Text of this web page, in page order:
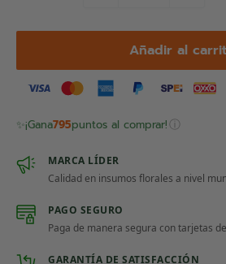
Añadir al
✨¡Gana795puntos al comprar! ⓘ
MARCA LÍDER
Calidad en insumos florales a nivel
PAGO SEGURO
Paga de manera segura con tarjetas
GARANTÍA DE SATISFACCIÓN